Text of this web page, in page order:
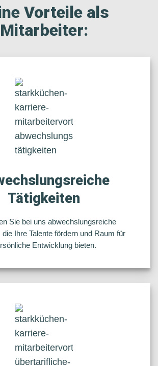
Vorteile als
Mitarbeiter:
Tätigkeiten
Sie bei uns abwechslungsreiche
die Ihre Talente fördern und Raum für
Entwicklung bieten.